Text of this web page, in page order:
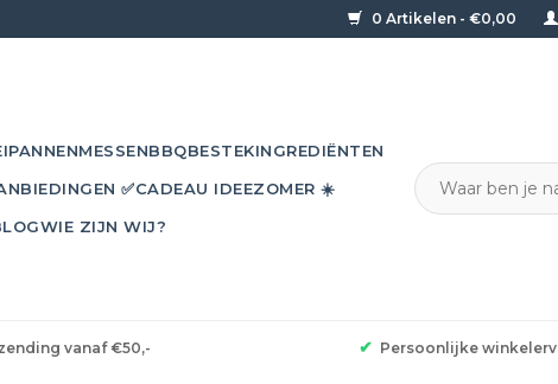
0 Artikelen - €0,00
PANNENMESSENBBQBESTEKINGREDIËNTEN
✅CADEAU IDEEZOMER ☀️
WIE ZIJN WIJ?
vanaf €50,- ✔ Persoonlijke